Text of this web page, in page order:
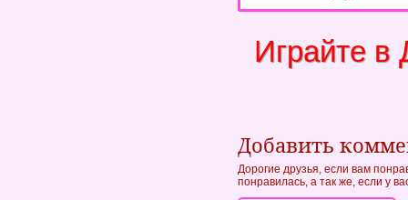
Играйте
Добавить
Дорогие друзья, если вам
понравилась, а так же, если у